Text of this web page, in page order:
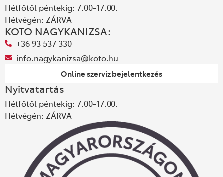
Hétfőtől péntekig: 7.00-17.00.
Hétvégén: ZÁRVA
KOTO NAGYKANIZSA:
+36 93 537 330
info.nagykanizsa@koto.hu
Online szerviz bejelentkezés
Nyitvatartás
Hétfőtől péntekig: 7.00-17.00.
Hétvégén: ZÁRVA